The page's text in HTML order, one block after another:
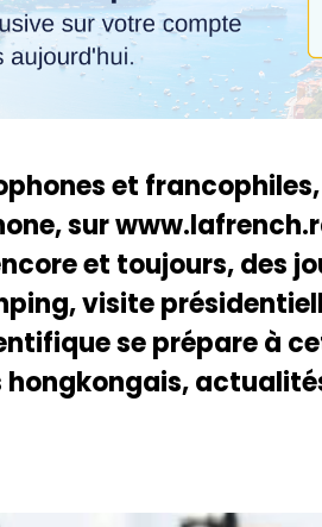
et
sur
et toujours, des
visite
se prépare à
hongkongais,